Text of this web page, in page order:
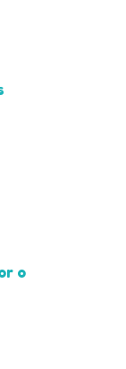
o